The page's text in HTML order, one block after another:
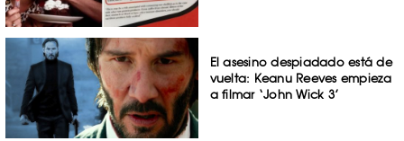
El asesino despiadado está de
vuelta: Keanu Reeves empieza
a filmar ‘John Wick 3’